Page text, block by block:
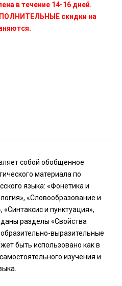
в течение 14-16 дней.
скидки на
собой обобщенное
материала по
языка: «Фонетика и
«Словообразование и
и пунктуация»,
разделы «Свойства
выразительные
быть использовано как в
изучения и